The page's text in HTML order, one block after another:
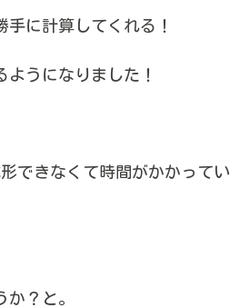
に計算してくれる！
うになりました！
できなくて時間がかかってい
？と。